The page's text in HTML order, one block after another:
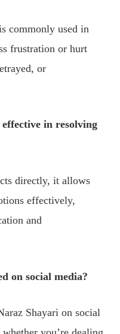
commonly used in
frustration or hurt
or
in resolving
directly, it allows
effectively,
and
on social media?
Shayari on social